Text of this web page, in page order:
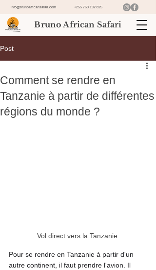
info@brunoafricansafari.com +255 760 192 825
Bruno African Safari
Post
Comment se rendre en
Tanzanie à partir de différentes
régions du monde ?
Vol direct vers la Tanzanie
Pour se rendre en Tanzanie à partir d'un
autre continent, il faut prendre l'avion. Il